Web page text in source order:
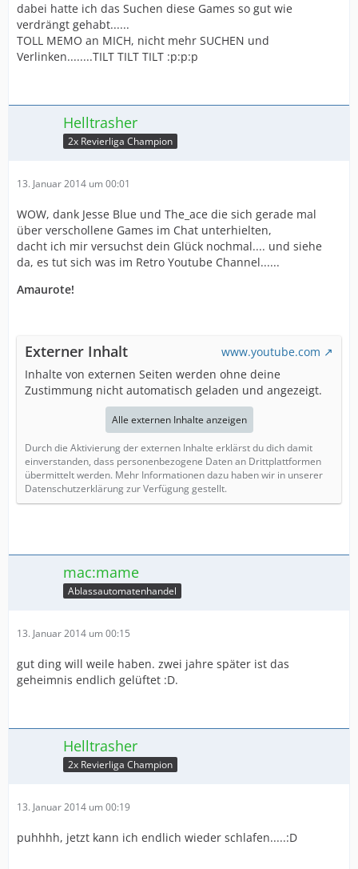
dabei hatte ich das Suchen diese Games so gut wie
verdrängt gehabt......
TOLL MEMO an MICH, nicht mehr SUCHEN und
Verlinken........TILT TILT TILT :p:p:p
Helltrasher
2x Revierliga Champion
13. Januar 2014 um 00:01
WOW, dank Jesse Blue und The_ace die sich gerade mal
über verschollene Games im Chat unterhielten,
dacht ich mir versuchst dein Glück nochmal.... und siehe
da, es tut sich was im Retro Youtube Channel......
Amaurote!
Externer Inhalt
www.youtube.com
Inhalte von externen Seiten werden ohne deine
Zustimmung nicht automatisch geladen und angezeigt.
Alle externen Inhalte anzeigen
Durch die Aktivierung der externen Inhalte erklärst du dich damit
einverstanden, dass personenbezogene Daten an Drittplattformen
übermittelt werden. Mehr Informationen dazu haben wir in unserer
Datenschutzerklärung zur Verfügung gestellt.
mac:mame
Ablassautomatenhandel
13. Januar 2014 um 00:15
gut ding will weile haben. zwei jahre später ist das
geheimnis endlich gelüftet :D.
Helltrasher
2x Revierliga Champion
13. Januar 2014 um 00:19
puhhhh, jetzt kann ich endlich wieder schlafen.....:D